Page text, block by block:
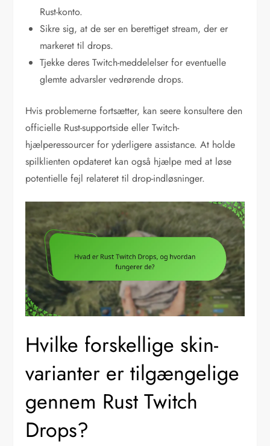
Rust-konto.
Sikre sig, at de ser en berettiget stream, der er
markeret til drops.
Tjekke deres Twitch-meddelelser for eventuelle
glemte advarsler vedrørende drops.
Hvis problemerne fortsætter, kan seere konsultere den
officielle Rust-supportside eller Twitch-
hjælperessourcer for yderligere assistance. At holde
spilklienten opdateret kan også hjælpe med at løse
potentielle fejl relateret til drop-indløsninger.
Hvilke forskellige skin-
varianter er tilgængelige
gennem Rust Twitch
Drops?